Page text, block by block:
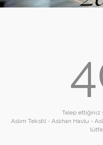
Talep ettiğiniz
Aslım Tekstil - Aslıhan Havlu -